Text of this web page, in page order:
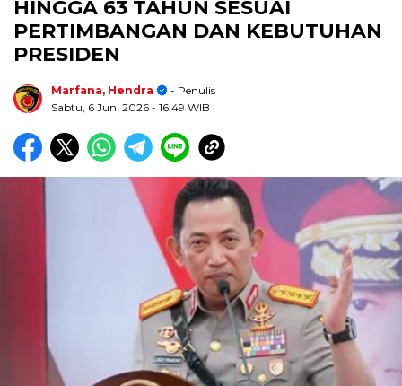
HINGGA 63 TAHUN SESUAI
PERTIMBANGAN DAN KEBUTUHAN
PRESIDEN
Marfana, Hendra
- Penulis
Sabtu, 6 Juni 2026 - 16:49 WIB